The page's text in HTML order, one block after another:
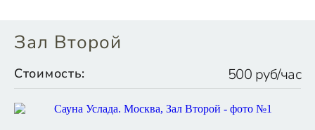
Зал Второй
Стоимость: 500 руб/час